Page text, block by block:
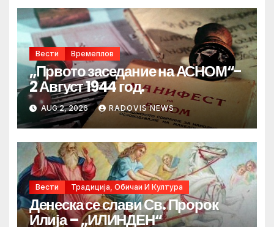
Вести Времеплов
„Првото заседание на АСНОМ“-
2 Август 1944 год.
AUG 2, 2026 RADOVIS NEWS
Вести Традиција, Обичаи И Култура
Денеска се слави Св. Пророк
Илија – „ИЛИНДЕН“